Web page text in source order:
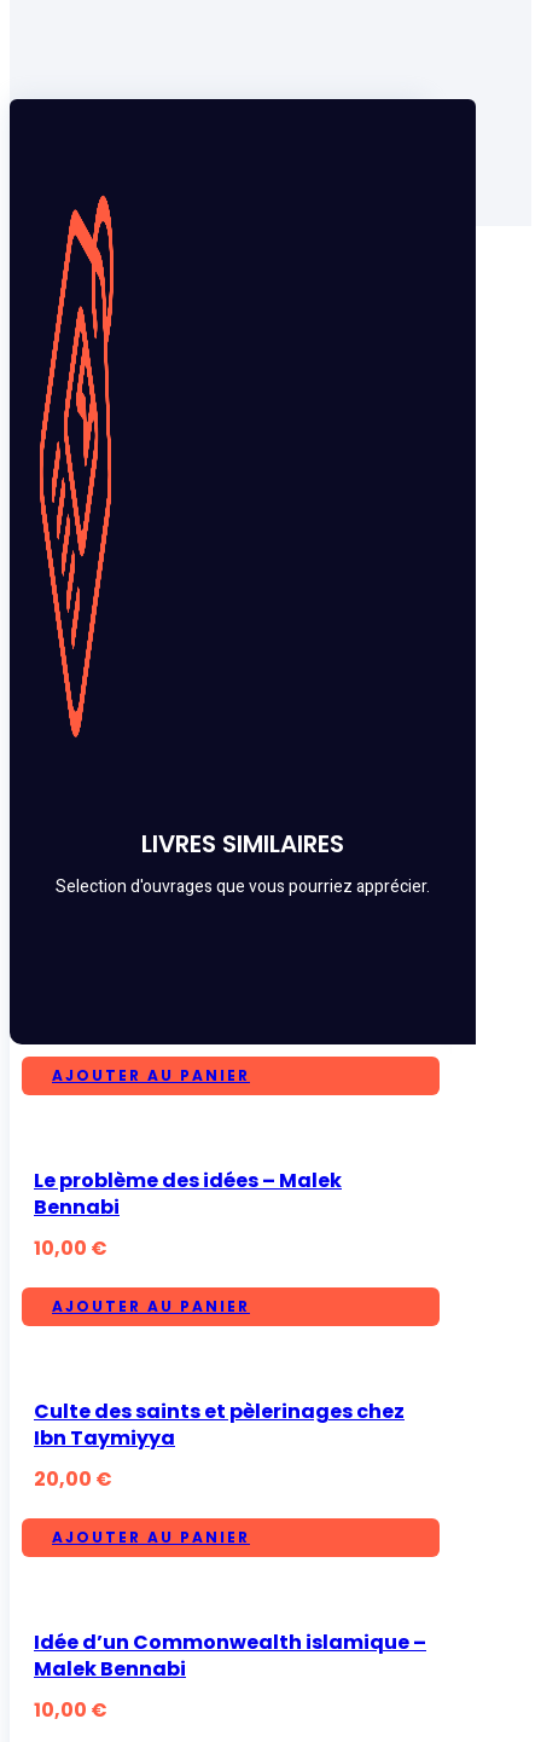
LIVRES SIMILAIRES
Selection d'ouvrages que vous pourriez apprécier.
AJOUTER AU PANIER
Le problème des idées – Malek
Bennabi
10,00 €
AJOUTER AU PANIER
Culte des saints et pèlerinages chez
Ibn Taymiyya
20,00 €
AJOUTER AU PANIER
Idée d’un Commonwealth islamique –
Malek Bennabi
10,00 €